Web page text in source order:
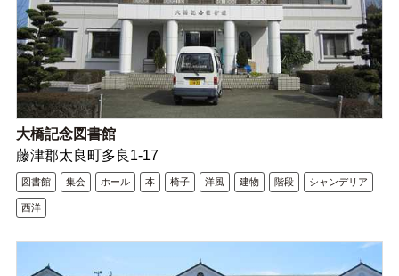
大橋記念図書館
藤津郡太良町多良1-17
図書館 集会 ホール 本 椅子 洋風 建物 階段 シャンデリア
西洋